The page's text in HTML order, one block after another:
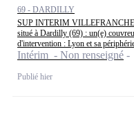
69 - DARDILLY
SUP INTERIM VILLEFRANCHE
situé à Dardilly (69) : un(e)
d'intervention : Lyon et sa périphérie
Intérim - Non renseigné
Publié hier